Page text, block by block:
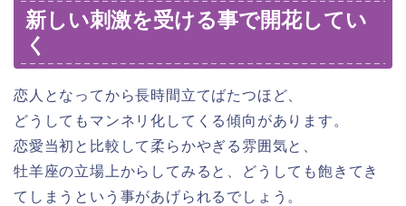
新しい刺激を受ける事で開花してい
く
恋人となってから長時間立てばたつほど、
どうしてもマンネリ化してくる傾向があります。
恋愛当初と比較して柔らかやぎる雰囲気と、
牡羊座の立場上からしてみると、どうしても飽きてき
てしまうという事があげられるでしょう。